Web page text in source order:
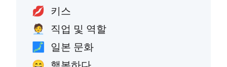
💋 키스
🧑‍💼 직업 및 역할
🗾 일본 문화